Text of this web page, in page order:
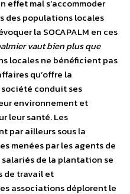
effet mal s’accommoder
des populations locales
la SOCAPALM en ces
vaut bien plus que
locales ne bénéficient pas
qu’offre la
conduit ses
environnement et
leur santé. Les
par ailleurs sous la
menées par les agents de
de la plantation se
de travail et
associations déplorent le